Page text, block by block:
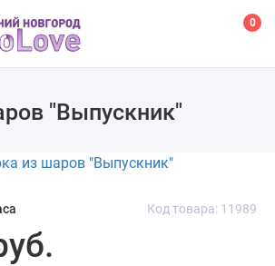
0
"Выпускник"
Код товара: 11989